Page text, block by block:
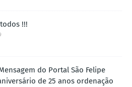
!!!
do Portal São Felipe
de 25 anos ordenação